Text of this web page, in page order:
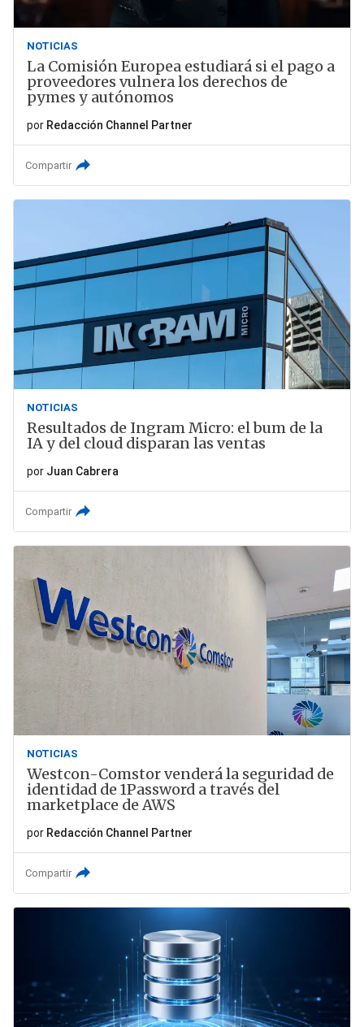
NOTICIAS
La Comisión Europea estudiará si el pago a
proveedores vulnera los derechos de
pymes y autónomos
por Redacción Channel Partner
Compartir
NOTICIAS
Resultados de Ingram Micro: el bum de la
IA y del cloud disparan las ventas
por Juan Cabrera
Compartir
NOTICIAS
Westcon-Comstor venderá la seguridad de
identidad de 1Password a través del
marketplace de AWS
por Redacción Channel Partner
Compartir